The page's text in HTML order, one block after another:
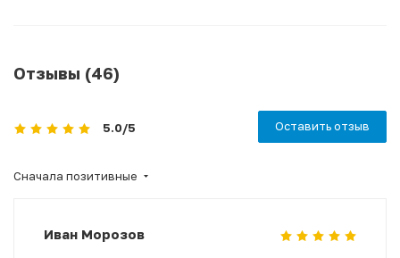
Отзывы (46)
5.0/5 Оставить отзыв
Сначала позитивные
Иван Морозов